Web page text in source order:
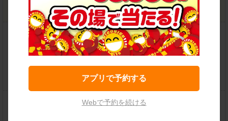
堺浜寺南店
住所：堺市西区浜寺南町3-3-5 地図
営業時間：08:00-20:00
この店舗で予約する
アプリで予約する
Webで予約を続ける